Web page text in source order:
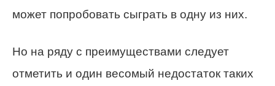
может попробовать сыграть в одну из них.
Но на ряду с преимуществами следует
отметить и один весомый недостаток таких